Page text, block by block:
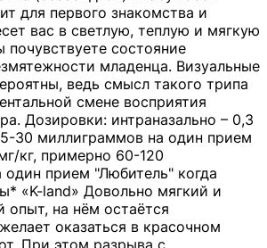
для первого знакомства и
вас в светлую, теплую и мягкую
почувствуете состояние
младенца. Визуальные
ведь смысл такого трипа
смене восприятия
Дозировки: интраназально – 0,3
30 миллиграммов на один прием
кг, примерно 60-120
прием "Любитель" когда
«K-land» Довольно мягкий и
опыт, на нём остаётся
оказаться в красочном
При этом разрыва с